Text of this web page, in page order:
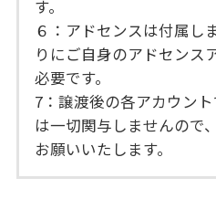
す。
６：アドセンスは付属し
りにご自身のアドセンス
必要です。
7：譲渡後の各アカウン
は一切関与しませんので
お願いいたします。